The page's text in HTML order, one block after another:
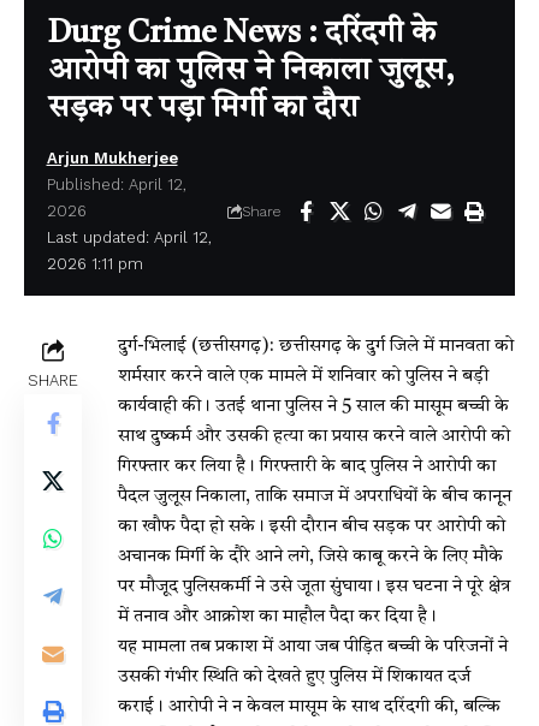
Durg Crime News : दरिंदगी के
आरोपी का पुलिस ने निकाला जुलूस,
सड़क पर पड़ा मिर्गी का दौरा
Last updated: April 12,
2026 1:11 pm
Arjun Mukherjee
Published: April 12,
2026
Share
SHARE
दुर्ग-भिलाई (छत्तीसगढ़): छत्तीसगढ़ के दुर्ग जिले में मानवता को
शर्मसार करने वाले एक मामले में शनिवार को पुलिस ने बड़ी
कार्यवाही की। उतई थाना पुलिस ने 5 साल की मासूम बच्ची के
साथ दुष्कर्म और उसकी हत्या का प्रयास करने वाले आरोपी को
गिरफ्तार कर लिया है। गिरफ्तारी के बाद पुलिस ने आरोपी का
पैदल जुलूस निकाला, ताकि समाज में अपराधियों के बीच कानून
का खौफ पैदा हो सके। इसी दौरान बीच सड़क पर आरोपी को
अचानक मिर्गी के दौरे आने लगे, जिसे काबू करने के लिए मौके
पर मौजूद पुलिसकर्मी ने उसे जूता सुंघाया। इस घटना ने पूरे क्षेत्र
में तनाव और आक्रोश का माहौल पैदा कर दिया है।
यह मामला तब प्रकाश में आया जब पीड़ित बच्ची के परिजनों ने
उसकी गंभीर स्थिति को देखते हुए पुलिस में शिकायत दर्ज
कराई। आरोपी ने न केवल मासूम के साथ दरिंदगी की, बल्कि